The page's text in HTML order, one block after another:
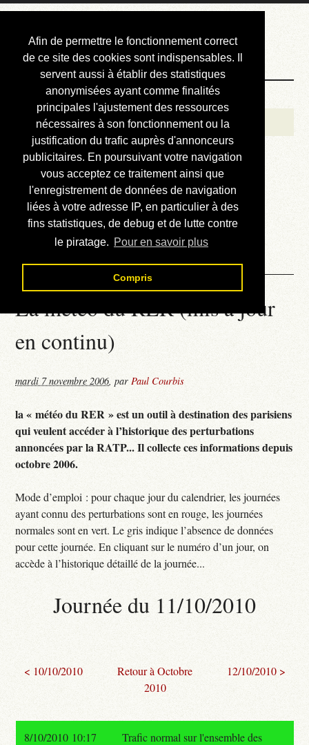
Afin de permettre le fonctionnement correct
de ce site des cookies sont indispensables. Il
servent aussi à établir des statistiques
anonymisées ayant comme finalités
principales l'ajustement des ressources
nécessaires à son fonctionnement ou la
justification du trafic auprès d'annonceurs
publicitaires. En poursuivant votre navigation
vous acceptez ce traitement ainsi que
l'enregistrement de données de navigation
liées à votre adresse IP, en particulier à des
fins statistiques, de debug et de lutte contre
le piratage. Pour en savoir plus
Compris
Courbis, « LE »
Blog Officiel
Bienvenue
Réalisations
Divers (et d’été)
Annonces
Liens externes
Téléchargement
Contact
La météo du RER (mis à jour
en continu)
mardi 7 novembre 2006,parPaul Courbis
la « météo du RER » est un outil à destination des parisiens
qui veulent accéder à l’historique des perturbations
annoncées par la RATP... Il collecte ces informations depuis
octobre 2006.
Mode d’emploi : pour chaque jour du calendrier, les journées
ayant connu des perturbations sont en rouge, les journées
normales sont en vert. Le gris indique l’absence de données
pour cette journée. En cliquant sur le numéro d’un jour, on
accède à l’historique détaillé de la journée...
Journée du 11/10/2010
< 10/10/2010
Retour à Octobre
2010
12/10/2010 >
8/10/2010 10:17
Trafic normal sur l'ensemble des